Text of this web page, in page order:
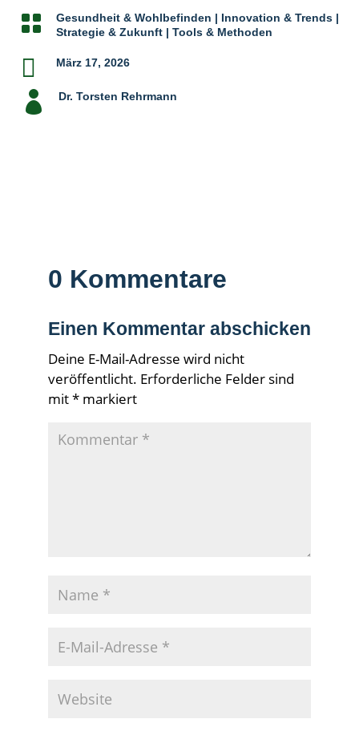
 Gesundheit & Wohlbefinden | Innovation & Trends|
Strategie & Zukunft| Tools & Methoden
 März 17, 2026
 Dr. Torsten Rehrmann
0 Kommentare
Einen Kommentar abschicken
Deine E-Mail-Adresse wird nicht
veröffentlicht. Erforderliche Felder sind
mit*markiert